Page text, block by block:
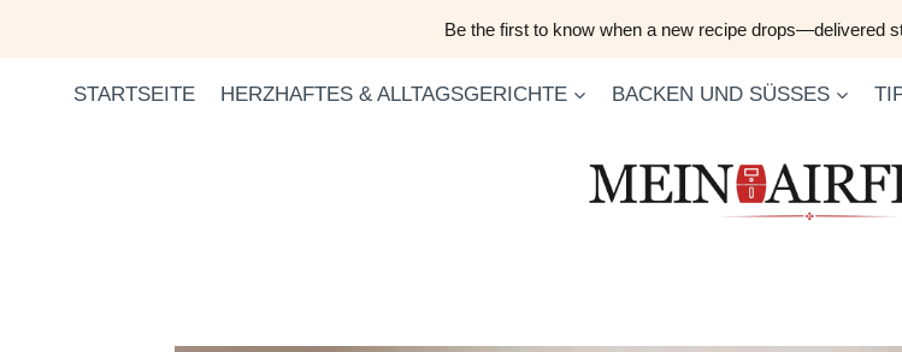
Be the first to know when a new recipe drops—delivered
STARTSEITE HERZHAFTES & ALLTAGSGERICHTE BACKEN UND SÜSSES